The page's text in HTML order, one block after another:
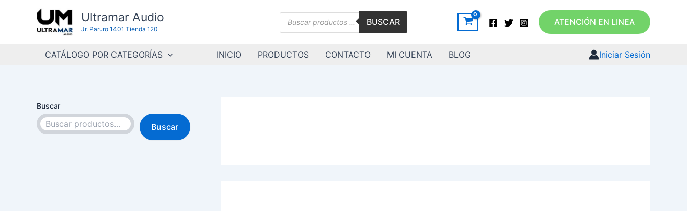
contenido
Ultramar Audio
Jr. Paruro 1401 Tienda 120
Búsqueda
BUSCAR ATENCIÓN EN LINEA
CATÁLOGO POR CATEGORÍAS INICIO PRODUCTOS CONTACTO MI CUENTA BLOG Iniciar Sesión
Buscar
Buscar